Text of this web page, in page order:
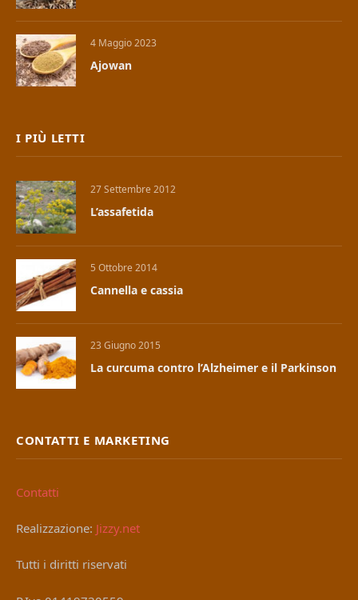
4 Maggio 2023
Ajowan
I PIÙ LETTI
27 Settembre 2012
L’assafetida
5 Ottobre 2014
Cannella e cassia
23 Giugno 2015
La curcuma contro l’Alzheimer e il Parkinson
CONTATTI E MARKETING
Contatti
Realizzazione: Jizzy.net
Tutti i diritti riservati